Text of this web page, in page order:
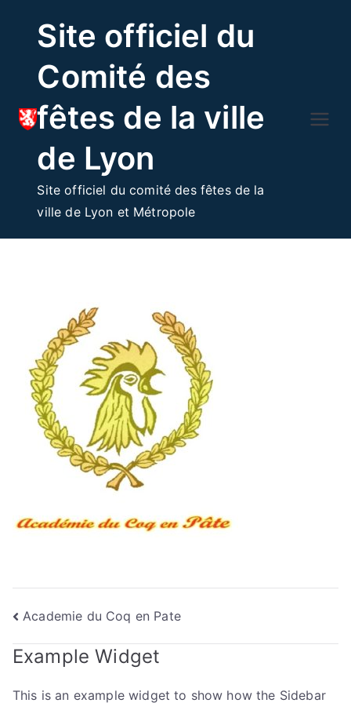
Site officiel du
Comité des
fêtes de la ville
de Lyon
Site officiel du comité des fêtes de la
ville de Lyon et Métropole
Navigation
de
l’article
Academie du Coq en Pate
Example Widget
This is an example widget to show how the Sidebar